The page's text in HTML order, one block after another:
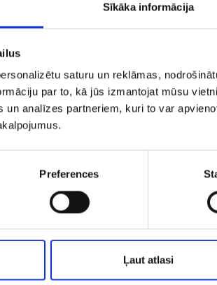
Sīkāka informācija
saturu un reklāmas,
par to, kā jūs izmantojat mūsu
un analīzes partneriem, kuri to var
Preferences
Ļaut atlasi
145/5045
€ 6.50
PIEVIENOT GROZAM